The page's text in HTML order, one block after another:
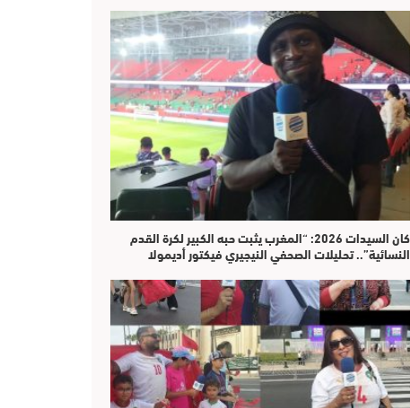
​كان السيدات 2026: “المغرب يثبت حبه الكبير لكرة القدم
النسائية”.. تحليلات الصحفي النيجيري فيكتور أديمولا